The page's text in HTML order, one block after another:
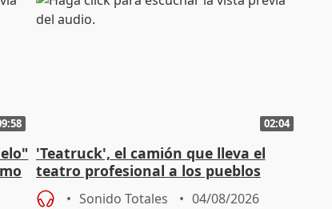
02:04
'Teatruck', el camión que lleva el
teatro profesional a los pueblos
extremeños
Sonido Totales 04/08/2026